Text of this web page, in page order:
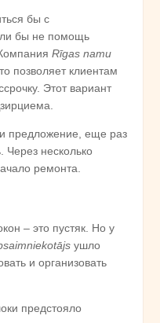
бы с
бы не помощь
Rīgas namu
позволяет клиентам
Этот вариант
предложение, еще раз
Через несколько
ремонта.
– это пустяк. Но у
ушло
и организовать
предстояло